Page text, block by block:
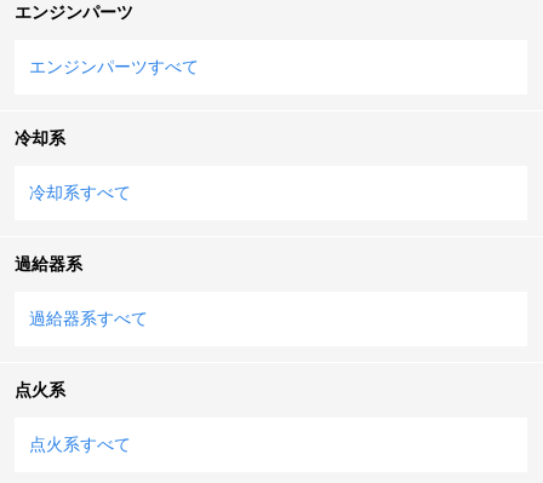
エンジンパーツ
エンジンパーツすべて
冷却系
冷却系すべて
過給器系
過給器系すべて
点火系
点火系すべて